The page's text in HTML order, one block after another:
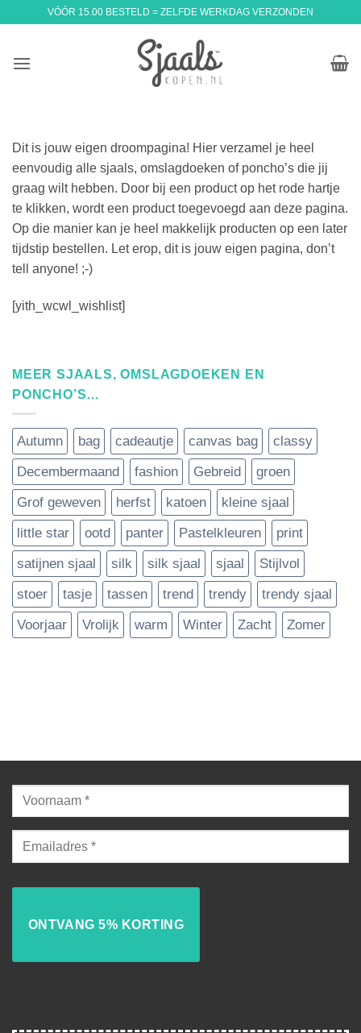
VÓÓR 15.00 BESTELD = ZELFDE WERKDAG VERZONDEN
Dit is jouw eigen droompagina! Hier verzamel je heel
eenvoudig alle sjaals, omslagdoeken of poncho’s die jij
graag wilt hebben. Door bij een product op het rode hartje
te klikken, wordt een product toegevoegd aan deze pagina.
Op die manier kan je heel makkelijk producten op een later
tijdstip bestellen. Let erop, dit is jouw eigen pagina, don’t
tell anyone! ;-)
[yith_wcwl_wishlist]
MEER SJAALS, OMSLAGDOEKEN EN
PONCHO’S…
Autumn bag cadeautje canvas bag
classy
Decembermaand
fashion Gebreid
groen
Grof geweven
herfst katoen
kleine sjaal
little star
ootd panter Pastelkleuren
print
satijnen sjaal
silk silk sjaal sjaal
Stijlvol
stoer
tasje tassen trend trendy
trendy sjaal
Voorjaar
Vrolijk warm Winter Zacht Zomer